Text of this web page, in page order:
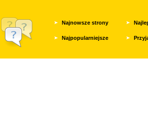
Najnowsze strony
Najpopularniejsze